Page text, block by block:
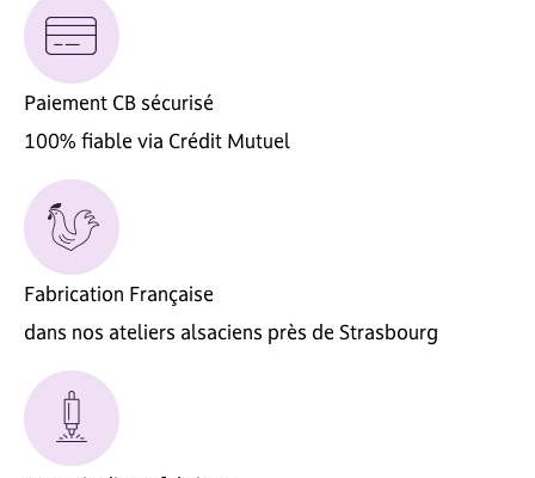
Paiement CB sécurisé
100% fiable via Crédit Mutuel
Fabrication Française
dans nos ateliers alsaciens près de Strasbourg